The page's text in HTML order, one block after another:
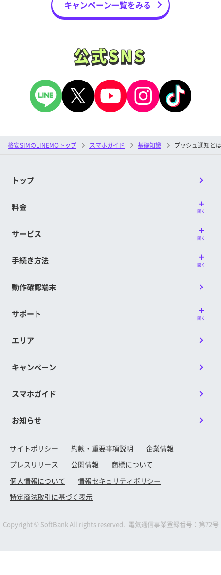
キャンペーン一覧をみる
公式SNS
公式SNS
格安SIMのLINEMOトップ スマホガイド 基礎知識 プッシュ通知と
トップ
料金 開く
サービス 開く
手続き方法 開く
動作確認端末
サポート 開く
エリア
キャンペーン
スマホガイド
お知らせ
サイトポリシー 約款・重要事項説明
企業情報
プレスリリース
公開情報
商標について
個人情報について
情報セキュリティポリシー
特定商法取引に基づく表示
Copyright © SoftBank All rights reserved. 電気通信事業登録番号：第72号